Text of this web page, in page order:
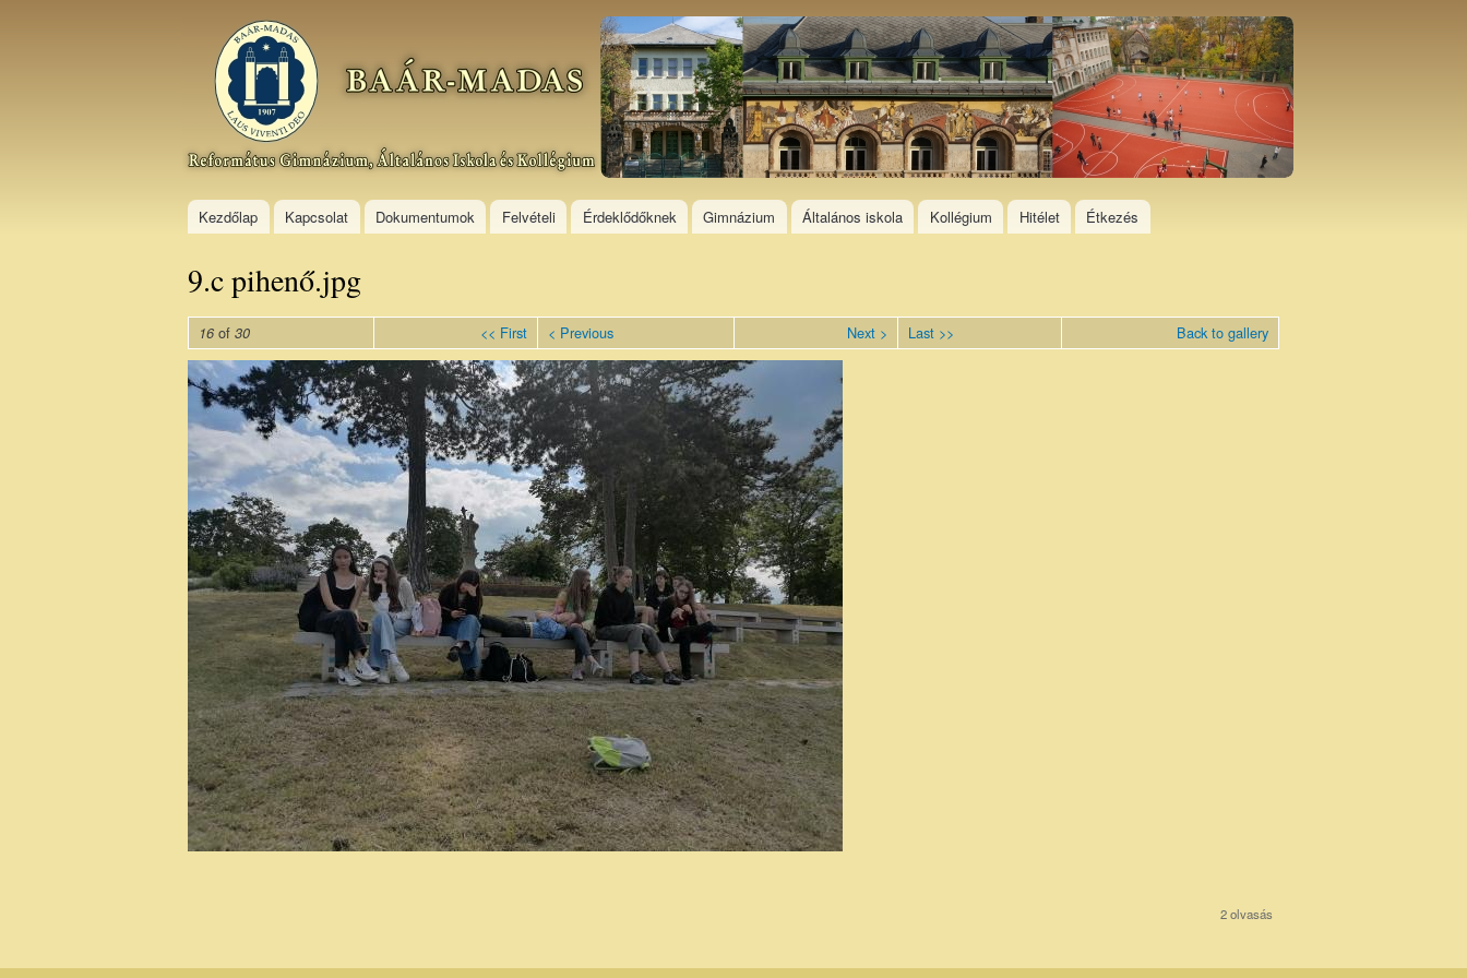
Skip to
main
content
Baár–
Madas
Református
Gimnázium,
Általános
Kollégium
Kezdőlap Kapcsolat Dokumentumok Felvételi Érdeklődőknek Gimnázium Általános iskola Kollégium Hitélet Étkezés
9.c pihenő.jpg
16 of 30 << First < Previous Next > Last >> Back to gallery
9.c
pihenő.jpg
2 olvasás